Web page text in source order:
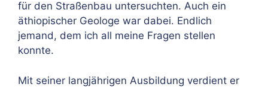
für den Straßenbau untersuchten. Auch ein
äthiopischer Geologe war dabei. Endlich
jemand, dem ich all meine Fragen stellen
konnte.
Mit seiner langjährigen Ausbildung verdient er